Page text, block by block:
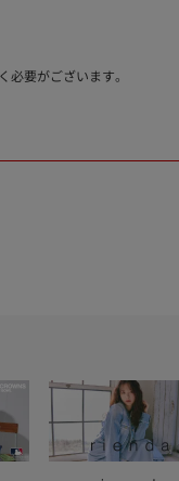
要がございます。